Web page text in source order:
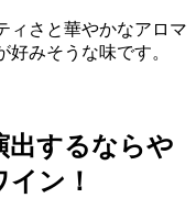
ィさと華やかなアロマ
みそうな味です。
出するならや
ン！